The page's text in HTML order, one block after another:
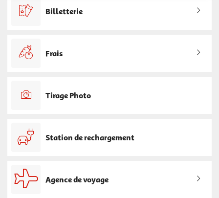
Billetterie
Frais
Tirage Photo
Station de rechargement
Agence de voyage